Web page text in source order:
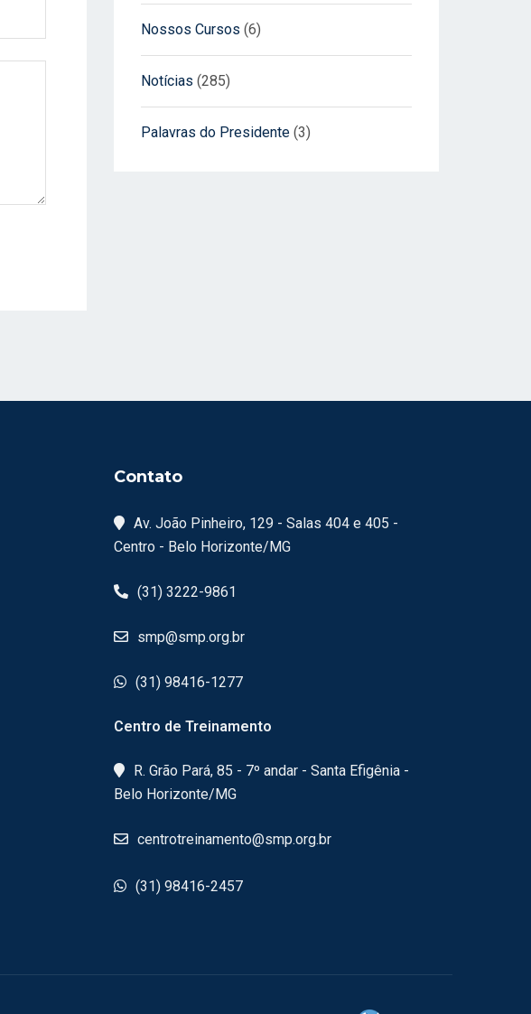
Nossos Cursos (6)
Notícias (285)
Palavras do Presidente (3)
Contato
Av. João Pinheiro, 129 - Salas 404 e 405 -
Centro - Belo Horizonte/MG
(31) 3222-9861
smp@smp.org.br
(31) 98416-1277
Centro de Treinamento
R. Grão Pará, 85 - 7º andar - Santa Efigênia -
Belo Horizonte/MG
centrotreinamento@smp.org.br
(31) 98416-2457